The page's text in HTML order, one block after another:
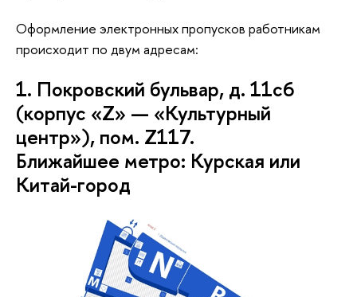
Оформление электронных пропусков работникам
происходит по двум адресам:
1. Покровский бульвар, д. 11с6
(корпус «Z» — «Культурный
центр»), пом. Z117.
Ближайшее метро: Курская или
Китай-город